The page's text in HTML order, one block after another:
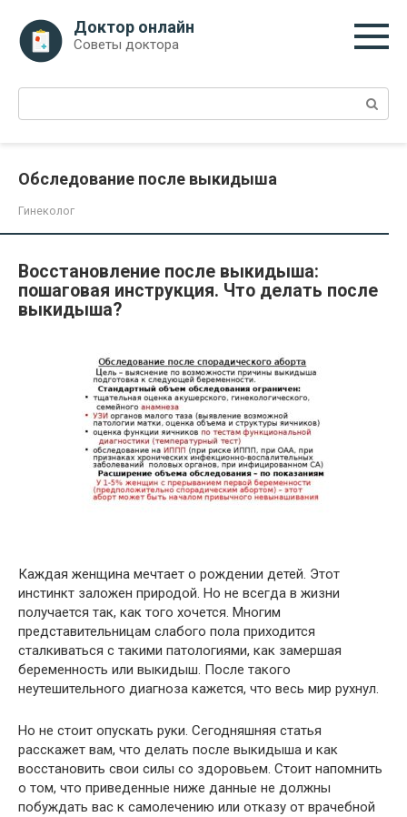
контенту
Доктор онлайн
Советы доктора
Поиск:
Обследование после выкидыша
Гинеколог
Восстановление после выкидыша:
пошаговая инструкция. Что делать после
выкидыша?
Каждая женщина мечтает о рождении детей. Этот
инстинкт заложен природой. Но не всегда в жизни
получается так, как того хочется. Многим
представительницам слабого пола приходится
сталкиваться с такими патологиями, как замершая
беременность или выкидыш. После такого
неутешительного диагноза кажется, что весь мир рухнул.
Но не стоит опускать руки. Сегодняшняя статья
расскажет вам, что делать после выкидыша и как
восстановить свои силы со здоровьем. Стоит напомнить
о том, что приведенные ниже данные не должны
побуждать вас к самолечению или отказу от врачебной